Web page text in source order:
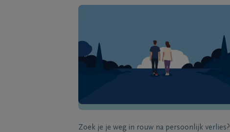
Zoek je je weg in rouw na persoonlijk verlies?